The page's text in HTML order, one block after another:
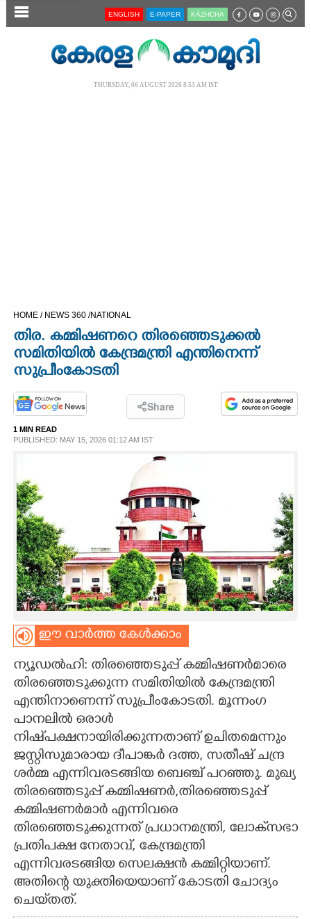
SECTIONS
OPINION
PHOTOS
LIFESTYLE
SPIRITUAL
INFO+
ART
ASTRO
CARTOONS
LITERATURE
CONTACT US
ENGLISH E-PAPER KĀZHCHA
THURSDAY, 06 AUGUST 2026 8.53 AM IST
HOME / NEWS 360 /NATIONAL
തിര. കമ്മിഷണറെ തിരഞ്ഞെടുക്കൽ
സമിതിയിൽ കേന്ദ്രമന്ത്രി എന്തിനെന്ന്
സുപ്രീംകോടതി
Share
1 MIN READ
PUBLISHED: MAY 15, 2026 01:12 AM IST
ഈ വാർത്ത കേൾക്കാം
ന്യൂഡൽഹി: തിരഞ്ഞെടുപ്പ് കമ്മിഷണർമാരെ
തിരഞ്ഞെടുക്കുന്ന സമിതിയിൽ കേന്ദ്രമന്ത്രി
എന്തിനാണെന്ന് സുപ്രീംകോടതി. മൂന്നംഗ
പാനലിൽ ഒരാൾ
നിഷ്‌പക്ഷനായിരിക്കുന്നതാണ് ഉചിതമെന്നും
ജസ്റ്റിസുമാരായ ദീപാങ്കർ ദത്ത, സതീഷ് ചന്ദ്ര
ശർമ്മ എന്നിവരടങ്ങിയ ബെഞ്ച് പറഞ്ഞു. മുഖ്യ
തിരഞ്ഞെടുപ്പ് കമ്മിഷണർ,​തിരഞ്ഞെടുപ്പ്
കമ്മിഷണർമാർ എന്നിവരെ
തിരഞ്ഞെടുക്കുന്നത്പ്രധാനമന്ത്രി, ലോക്‌സഭാ
പ്രതിപക്ഷ നേതാവ്, കേന്ദ്രമന്ത്രി
എന്നിവരടങ്ങിയ സെലക്ഷൻ കമ്മിറ്റിയാണ്.
അതിന്റെ യുക്തിയെയാണ് കോടതി ചോദ്യം
ചെയ്‌തത്.